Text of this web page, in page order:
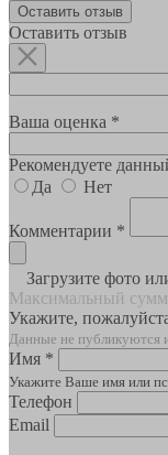
Оставить отзыв
Оставить отзыв
Ваша оценка *
Рекомендуете
Да
Нет
Комментарии *
Загрузите фото
Максимальный
Укажите,
Данные не публикуются
Имя *
Укажите Ваше имя или
Телефон
Email